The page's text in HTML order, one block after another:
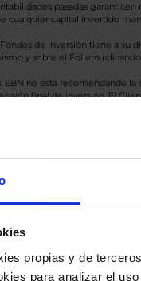
propias y de
para analizar el
pasadas
cualquier capital invertido
de Inversión tiene a
y sobre el Folleto
EBN no está recomendando
final de inversión. El
referencia a los Valores
de dividendos si el
un